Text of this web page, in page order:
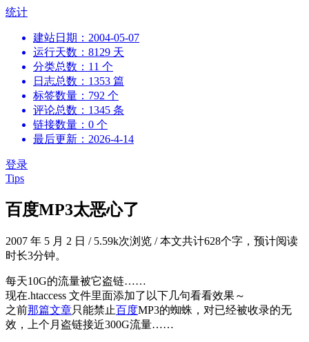
跳
统计
建站日期：2004-05-07
运行天数：8129 天
分类总数：11 个
日志总数：1353 篇
标签数量：792 个
评论总数：1345 条
链接数量：0 个
最后更新：2026-4-14
登录
Tips
百度MP3太恶心了
2007 年 5 月 2 日 /5.59k次浏览 /本文共计628个字，预计阅读
时长3分钟。
每天10G的流量被它盗链……
现在.htaccess 文件里面添加了以下几句看看效果～
之前那篇文章只能禁止百度MP3的蜘蛛，对已经被收录的无
效，上个月盗链接近300G流量……